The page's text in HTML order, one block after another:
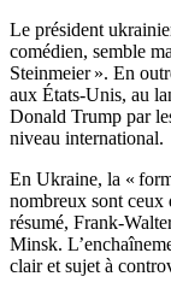
Le président
comédien, semble
Steinmeier ». En
aux États-Unis, au
Donald Trump par
niveau international.
En Ukraine, la «
nombreux sont ceux
résumé, Frank-
Minsk.
clair et sujet à